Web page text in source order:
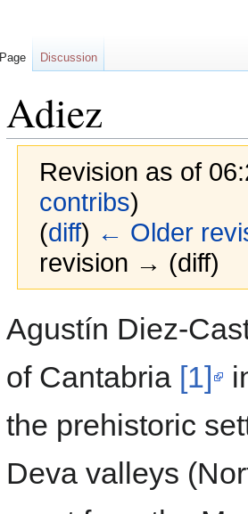
Adiez
Revision as of
contribs)
(diff) ← Older
revision → (diff)
to
to
Agustín Diez-
of Cantabria [1]
the prehistoric
Deva valleys
Page Discussion